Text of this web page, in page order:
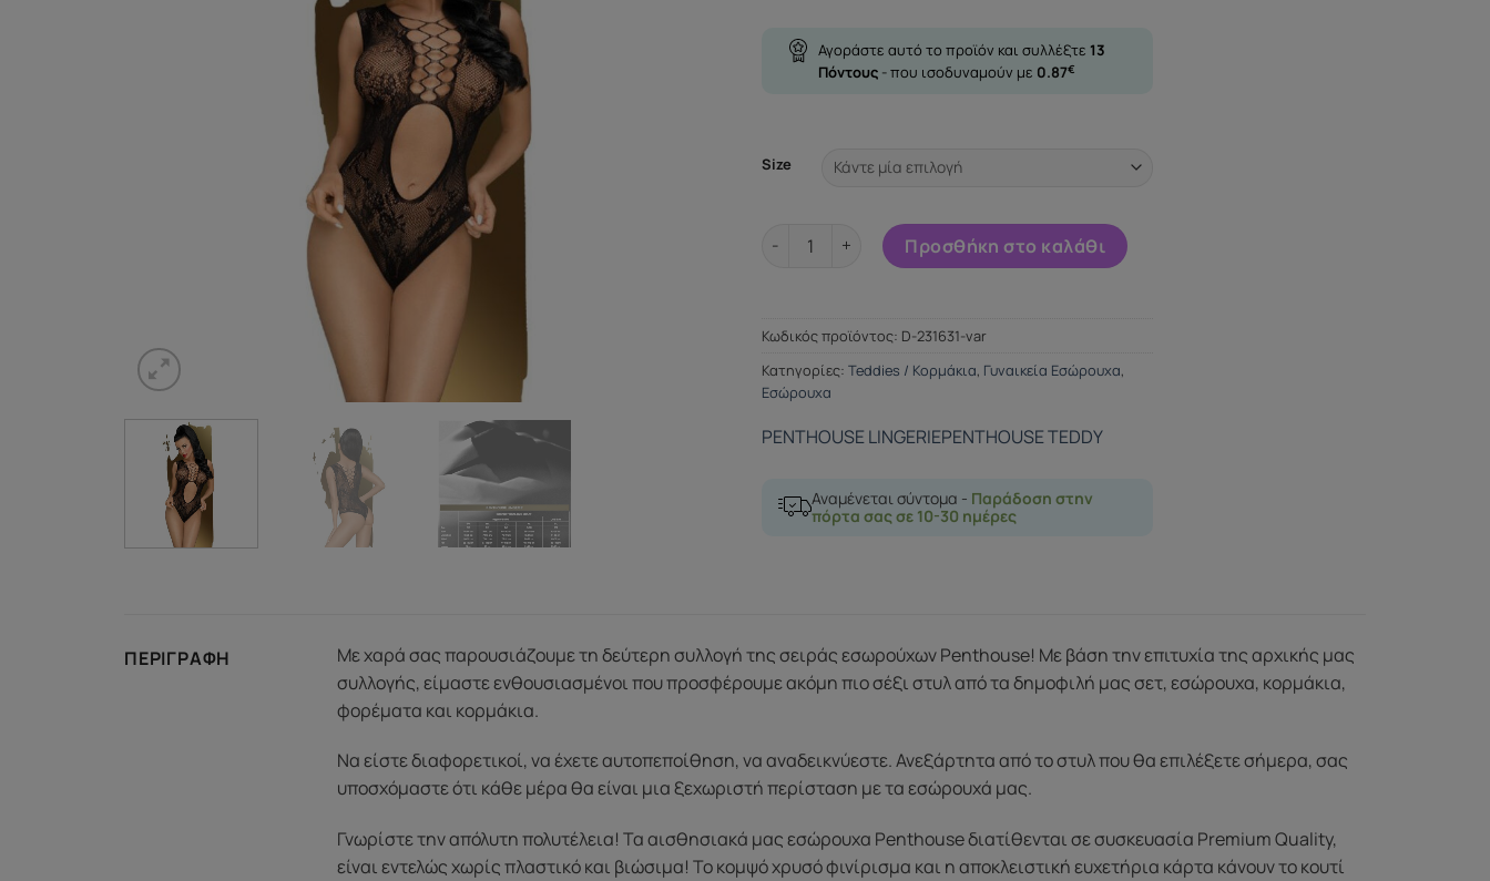
Αγοράστε αυτό το προϊόν και συλλέξτε 13
Πόντους - που ισοδυναμούν με 0.87€
Size
PENTHOUSE DEVIL'S ADVOCATE TEDDY S/M/L ποσότητα
Προσθήκη στο καλάθι
Κωδικός προϊόντος: D-231631-var
Κατηγορίες: Teddies / Κορμάκια, Γυναικεία Εσώρουχα,
Εσώρουχα
PENTHOUSE LINGERIEPENTHOUSE TEDDY
Αναμένεται σύντομα - Παράδοση στην
πόρτα σας σε 10-30 ημέρες
ΠΕΡΙΓΡΑΦΉ
Με χαρά σας παρουσιάζουμε τη δεύτερη συλλογή της σειράς εσωρούχων Penthouse! Με βάση την επιτυχία της αρχικής μας
συλλογής, είμαστε ενθουσιασμένοι που προσφέρουμε ακόμη πιο σέξι στυλ από τα δημοφιλή μας σετ, εσώρουχα, κορμάκια,
φορέματα και κορμάκια.
Να είστε διαφορετικοί, να έχετε αυτοπεποίθηση, να αναδεικνύεστε. Ανεξάρτητα από το στυλ που θα επιλέξετε σήμερα, σας
υποσχόμαστε ότι κάθε μέρα θα είναι μια ξεχωριστή περίσταση με τα εσώρουχά μας.
Γνωρίστε την απόλυτη πολυτέλεια! Τα αισθησιακά μας εσώρουχα Penthouse διατίθενται σε συσκευασία Premium Quality,
είναι εντελώς χωρίς πλαστικό και βιώσιμα! Το κομψό χρυσό φινίρισμα και η αποκλειστική ευχετήρια κάρτα κάνουν το κουτί